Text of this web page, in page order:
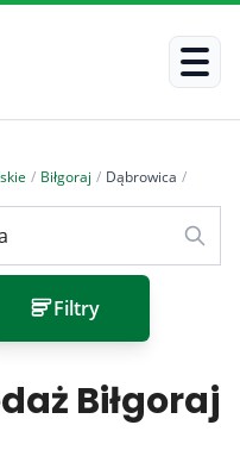
/ Biłgoraj / Dąbrowica /
Filtry
Biłgoraj